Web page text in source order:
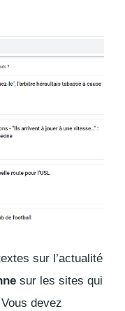
sur l’actualité
sur les sites qui
devez